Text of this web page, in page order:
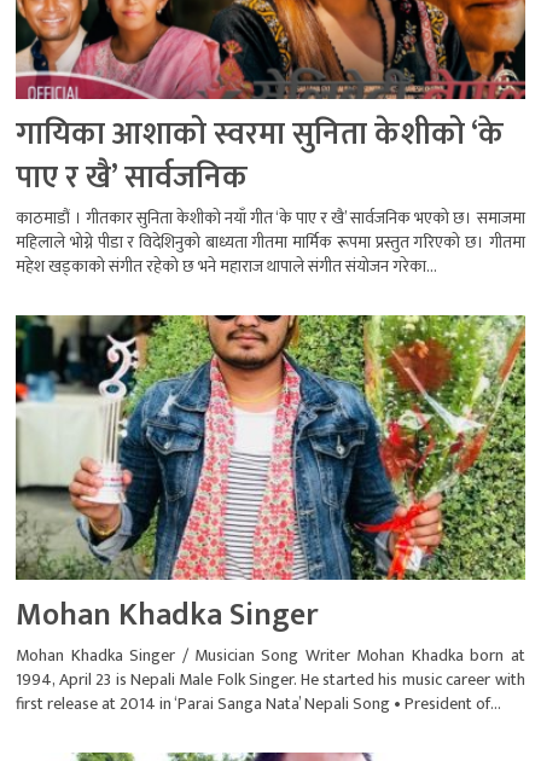
गायिका आशाको स्वरमा सुनिता केशीको ‘के
पाए र खै’ सार्वजनिक
काठमाडौं । गीतकार सुनिता केशीको नयाँ गीत ‘के पाए र खै’ सार्वजनिक भएको छ। समाजमा
महिलाले भोग्ने पीडा र विदेशिनुको बाध्यता गीतमा मार्मिक रूपमा प्रस्तुत गरिएको छ। गीतमा
महेश खड्काको संगीत रहेको छ भने महाराज थापाले संगीत संयोजन गरेका...
Mohan Khadka Singer
Mohan Khadka Singer / Musician Song Writer Mohan Khadka born at
1994, April 23 is Nepali Male Folk Singer. He started his music career with
first release at 2014 in ‘Parai Sanga Nata’ Nepali Song • President of...